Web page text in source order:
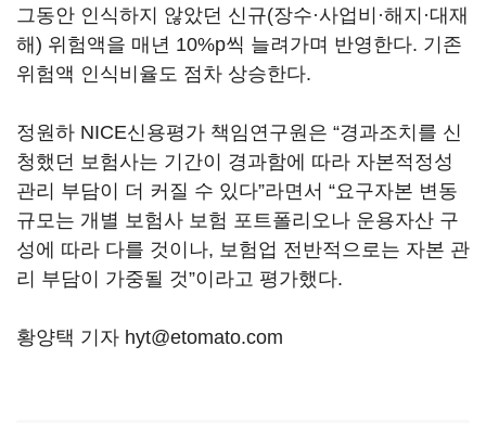
그동안 인식하지 않았던 신규(장수·사업비·해지·대재
해) 위험액을 매년 10%p씩 늘려가며 반영한다. 기존
위험액 인식비율도 점차 상승한다.
정원하 NICE신용평가 책임연구원은 “경과조치를 신
청했던 보험사는 기간이 경과함에 따라 자본적정성
관리 부담이 더 커질 수 있다”라면서 “요구자본 변동
규모는 개별 보험사 보험 포트폴리오나 운용자산 구
성에 따라 다를 것이나, 보험업 전반적으로는 자본 관
리 부담이 가중될 것”이라고 평가했다.
황양택 기자 hyt@etomato.com